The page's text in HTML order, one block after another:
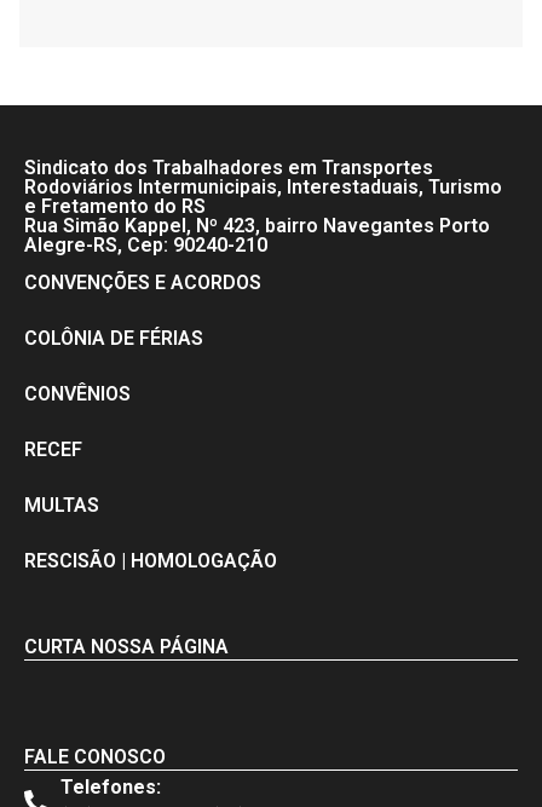
Sindicato dos Trabalhadores em Transportes
Rodoviários Intermunicipais, Interestaduais, Turismo
e Fretamento do RS
Rua Simão Kappel, Nº 423, bairro Navegantes Porto
Alegre-RS, Cep: 90240-210
CONVENÇÕES E ACORDOS
COLÔNIA DE FÉRIAS
CONVÊNIOS
RECEF
MULTAS
RESCISÃO | HOMOLOGAÇÃO
CURTA NOSSA PÁGINA
FALE CONOSCO
Telefones: